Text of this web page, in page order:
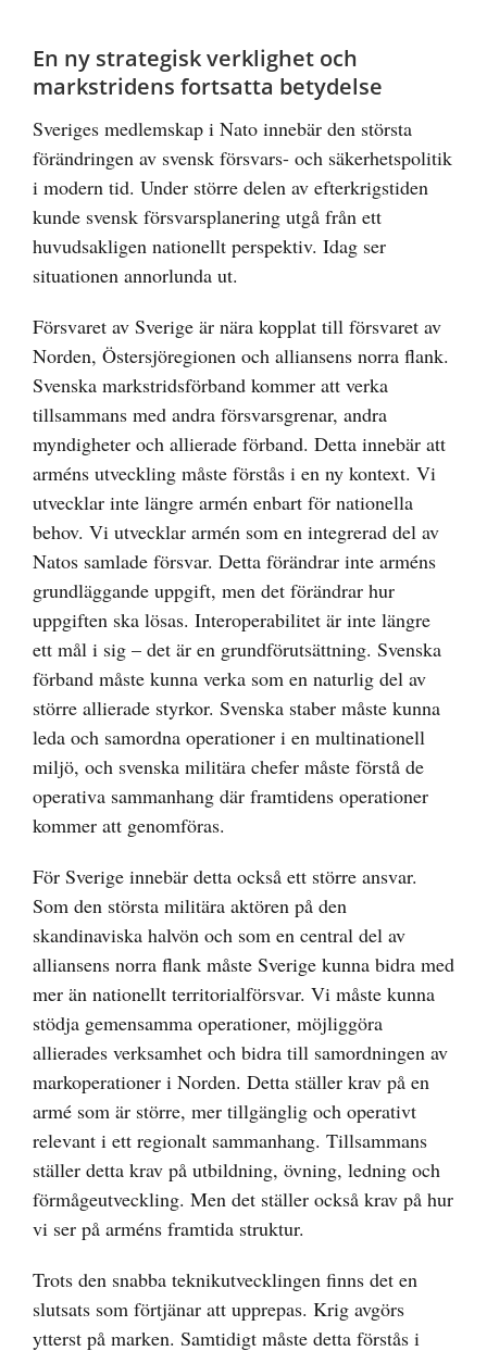
En ny strategisk verklighet och
markstridens fortsatta betydelse
Sveriges medlemskap i Nato innebär den största
förändringen av svensk försvars- och säkerhetspolitik
i modern tid. Under större delen av efterkrigstiden
kunde svensk försvarsplanering utgå från ett
huvudsakligen nationellt perspektiv. Idag ser
situationen annorlunda ut.
Försvaret av Sverige är nära kopplat till försvaret av
Norden, Östersjöregionen och alliansens norra flank.
Svenska markstridsförband kommer att verka
tillsammans med andra försvarsgrenar, andra
myndigheter och allierade förband. Detta innebär att
arméns utveckling måste förstås i en ny kontext. Vi
utvecklar inte längre armén enbart för nationella
behov. Vi utvecklar armén som en integrerad del av
Natos samlade försvar. Detta förändrar inte arméns
grundläggande uppgift, men det förändrar hur
uppgiften ska lösas. Interoperabilitet är inte längre
ett mål i sig – det är en grundförutsättning. Svenska
förband måste kunna verka som en naturlig del av
större allierade styrkor. Svenska staber måste kunna
leda och samordna operationer i en multinationell
miljö, och svenska militära chefer måste förstå de
operativa sammanhang där framtidens operationer
kommer att genomföras.
För Sverige innebär detta också ett större ansvar.
Som den största militära aktören på den
skandinaviska halvön och som en central del av
alliansens norra flank måste Sverige kunna bidra med
mer än nationellt territorialförsvar. Vi måste kunna
stödja gemensamma operationer, möjliggöra
allierades verksamhet och bidra till samordningen av
markoperationer i Norden. Detta ställer krav på en
armé som är större, mer tillgänglig och operativt
relevant i ett regionalt sammanhang. Tillsammans
ställer detta krav på utbildning, övning, ledning och
förmågeutveckling. Men det ställer också krav på hur
vi ser på arméns framtida struktur.
Trots den snabba teknikutvecklingen finns det en
slutsats som förtjänar att upprepas. Krig avgörs
ytterst på marken. Samtidigt måste detta förstås i